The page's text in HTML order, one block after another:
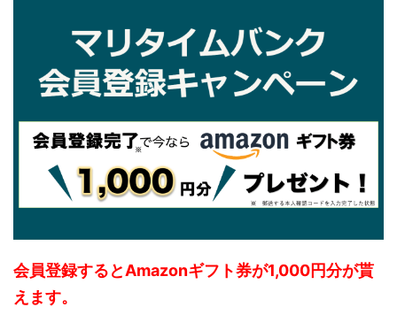
会員登録するとAmazonギフト券が1,000円分が貰
えます。